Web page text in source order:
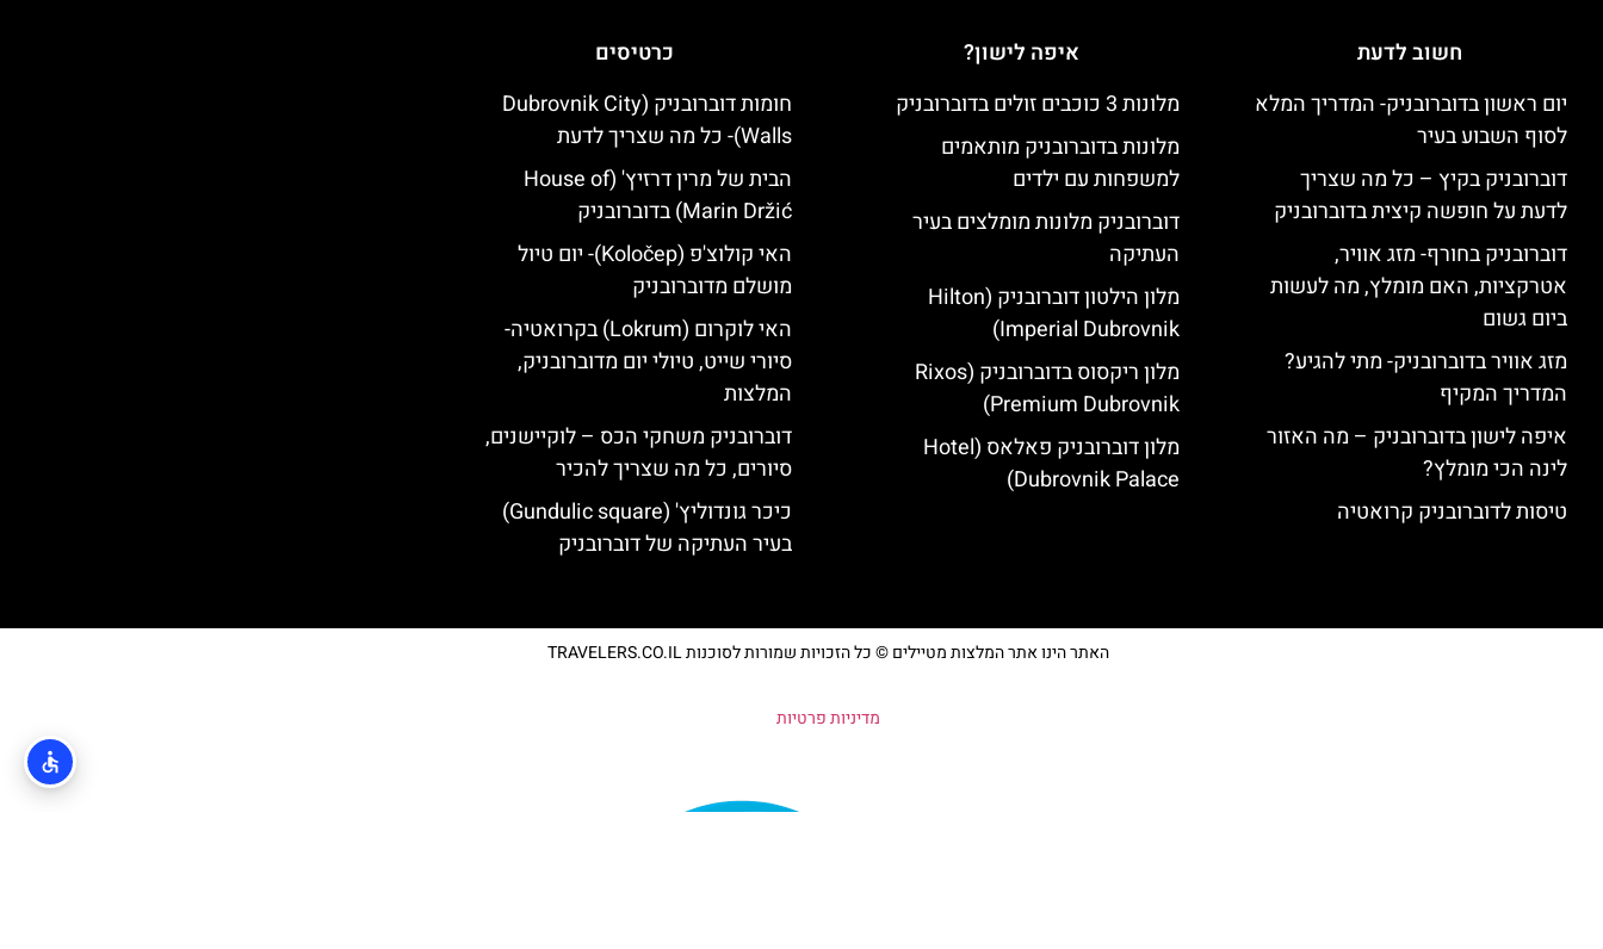
חשוב לדעת
יום ראשון בדוברובניק- המדריך המלא
לסוף השבוע בעיר
דוברובניק בקיץ – כל מה שצריך
לדעת על חופשה קיצית בדוברובניק
דוברובניק בחורף- מזג אוויר,
אטרקציות, האם מומלץ, מה לעשות
ביום גשום
מזג אוויר בדוברובניק- מתי להגיע?
המדריך המקיף
איפה לישון בדוברובניק – מה האזור
לינה הכי מומלץ?
טיסות לדוברובניק קרואטיה
איפה לישון?
מלונות 3 כוכבים זולים בדוברובניק
מלונות בדוברובניק מותאמים
למשפחות עם ילדים
דוברובניק מלונות מומלצים בעיר
העתיקה
מלון הילטון דוברובניק (Hilton
Imperial Dubrovnik)
מלון ריקסוס בדוברובניק (Rixos
Premium Dubrovnik)
מלון דוברובניק פאלאס (Hotel
Dubrovnik Palace)
כרטיסים
חומות דוברובניק (Dubrovnik City
Walls)- כל מה שצריך לדעת
הבית של מרין דרזיץ' (House of
Marin Držić) בדוברובניק
האי קולוצ'פ (Koločep)- יום טיול
מושלם מדוברובניק
האי לוקרום (Lokrum) בקרואטיה-
סיורי שייט, טיולי יום מדוברובניק,
המלצות
דוברובניק משחקי הכס – לוקיישנים,
סיורים, כל מה שצריך להכיר
כיכר גונדוליץ' (Gundulic square)
בעיר העתיקה של דוברובניק
האתר הינו אתר המלצות מטיילים © כל הזכויות שמורות לסוכנות TRAVELERS.CO.IL
מדיניות פרטיות